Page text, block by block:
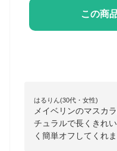
この商
はるりん(30代・女性)
メイベリンのマスカ
チュラルで長くきれ
く簡単オフしてくれま